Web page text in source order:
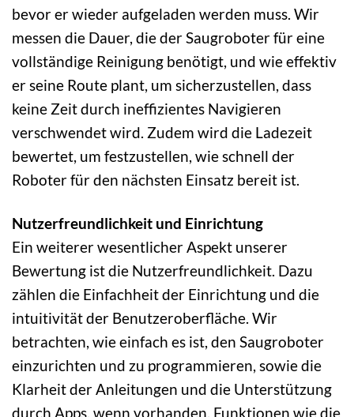
bevor er wieder aufgeladen werden muss. Wir
messen die Dauer, die der Saugroboter für eine
vollständige Reinigung benötigt, und wie effektiv
er seine Route plant, um sicherzustellen, dass
keine Zeit durch ineffizientes Navigieren
verschwendet wird. Zudem wird die Ladezeit
bewertet, um festzustellen, wie schnell der
Roboter für den nächsten Einsatz bereit ist.
Nutzerfreundlichkeit und Einrichtung
Ein weiterer wesentlicher Aspekt unserer
Bewertung ist die Nutzerfreundlichkeit. Dazu
zählen die Einfachheit der Einrichtung und die
intuitivität der Benutzeroberfläche. Wir
betrachten, wie einfach es ist, den Saugroboter
einzurichten und zu programmieren, sowie die
Klarheit der Anleitungen und die Unterstützung
durch Apps, wenn vorhanden. Funktionen wie die